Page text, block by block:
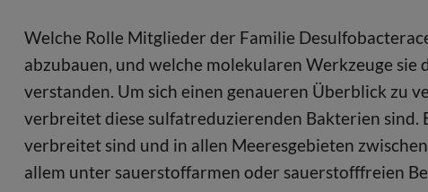
Welche Rolle Mitglieder der Familie
abzubauen, und welche molekularen Werkzeuge
verstanden. Um sich einen genaueren Überblick zu
verbreitet diese sulfatreduzierenden Bakterien sind.
verbreitet sind und in allen Meeresgebieten
allem unter sauerstoffarmen oder sauerstofffreien